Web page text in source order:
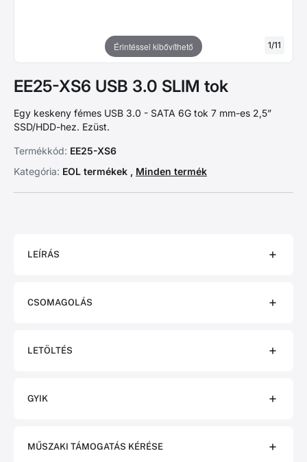
Érintéssel kibővíthető 1/11
EE25-XS6 USB 3.0 SLIM tok
Egy keskeny fémes USB 3.0 - SATA 6G tok 7 mm-es 2,5”
SSD/HDD-hez. Ezüst.
Termékkód: EE25-XS6
Kategória: EOL termékek , Minden termék
LEÍRÁS
CSOMAGOLÁS
LETÖLTÉS
GYIK
MŰSZAKI TÁMOGATÁS KÉRÉSE